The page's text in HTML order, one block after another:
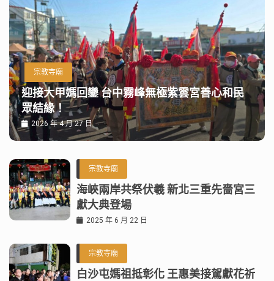
宗教寺廟
迎接大甲媽回鑾 台中霧峰無極紫雲宮善心和民
眾結緣！
2026 年 4 月 27 日
宗教寺廟
海峽兩岸共祭伏羲 新北三重先嗇宮三
獻大典登場
2025 年 6 月 22 日
宗教寺廟
白沙屯媽祖抵彰化 王惠美接駕獻花祈